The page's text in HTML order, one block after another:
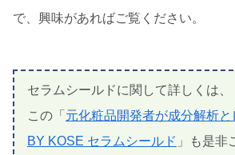
で、興味があればご覧ください。
セラムシールドに関して詳しくは、
この「 元化粧品開発者が成分解析
BY KOSE セラムシールド 」も是非